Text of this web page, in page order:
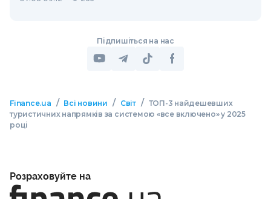
Підпишіться на нас
Finance.ua / Всі новини / Світ / ТОП-3 найдешевших
туристичних напрямків за системою «все включено» у 2025
році
Розраховуйте на